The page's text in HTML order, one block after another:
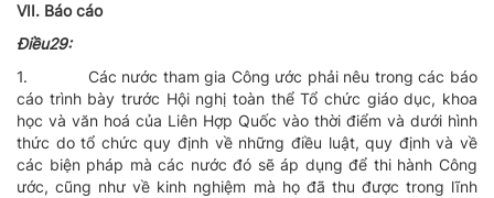
VII. Báo cáo
Ðiều29:
1. Các nước tham gia Công ước phải nêu trong các báo
cáo trình bày trước Hội nghị toàn thể Tổ chức giáo dục, khoa
học và văn hoá của Liên Hợp Quốc vào thời điểm và dưới hình
thức do tổ chức quy định về những điều luật, quy định và về
các biện pháp mà các nước đó sẽ áp dụng để thi hành Công
ước, cũng như về kinh nghiệm mà họ đã thu được trong lĩnh